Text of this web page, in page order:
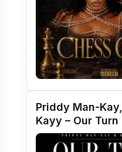
Priddy Man-
Kayy – Our Turn